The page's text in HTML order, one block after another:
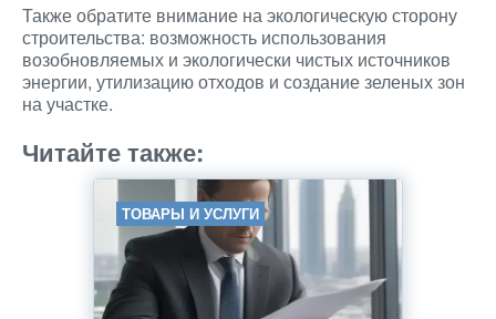
Также обратите внимание на экологическую сторону
строительства: возможность использования
возобновляемых и экологически чистых источников
энергии, утилизацию отходов и создание зеленых зон
на участке.
Читайте также:
ТОВАРЫ И УСЛУГИ